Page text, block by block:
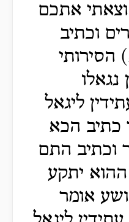
אתכם
וכתיב
הסירותי
ליגאל
כתיב הכא
וכתיב התם
ההוא יתקע
אומר